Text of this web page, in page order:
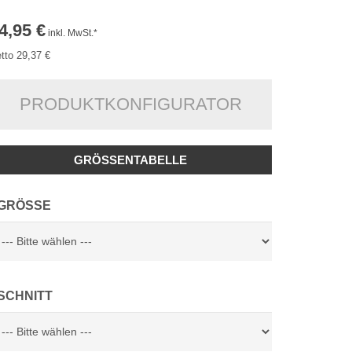
€ inkl. MwSt.*
29,37 €
PRODUKTKONFIGURATOR
GRÖSSENTABELLE